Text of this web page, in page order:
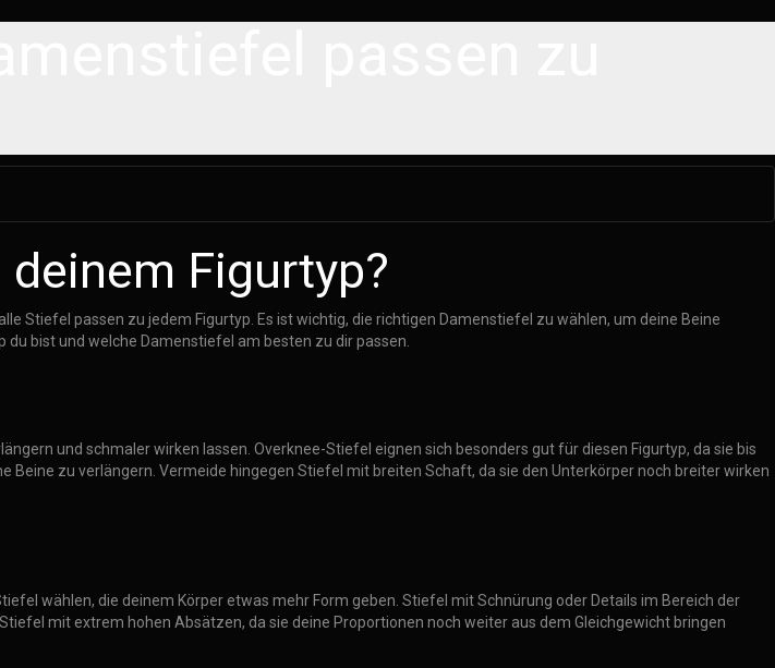
Figurtyp?
Stiefel passen zu jedem Figurtyp. Es ist wichtig, die richtigen Damenstiefel zu wählen, um deine Beine
bist und welche Damenstiefel am besten zu dir passen.
und schmaler wirken lassen. Overknee-Stiefel eignen sich besonders gut für diesen Figurtyp, da sie bis
zu verlängern. Vermeide hingegen Stiefel mit breiten Schaft, da sie den Unterkörper noch breiter wirken
wählen, die deinem Körper etwas mehr Form geben. Stiefel mit Schnürung oder Details im Bereich der
mit extrem hohen Absätzen, da sie deine Proportionen noch weiter aus dem Gleichgewicht bringen